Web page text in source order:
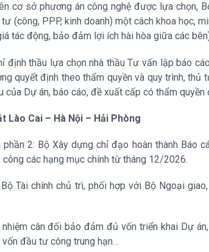
cơ sở phương án công nghệ được lựa chọn,
(công, PPP, kinh doanh) một cách khoa học,
tác động, bảo đảm lợi ích hài hòa giữa các
định thầu lựa chọn nhà thầu Tư vấn lập báo
quyết định theo thẩm quyền và quy trình,
của Dự án, báo cáo, đề xuất cấp có thẩm
Lào Cai – Hà Nội – Hải Phòng
2: Bộ Xây dựng chỉ đạo hoàn thành Báo
các hạng mục chính từ tháng 12/2026.
Tài chính chủ trì, phối hợp với Bộ Ngoại
nhiệm cân đối bảo đảm đủ vốn triển khai Dự
đầu tư công trung hạn…